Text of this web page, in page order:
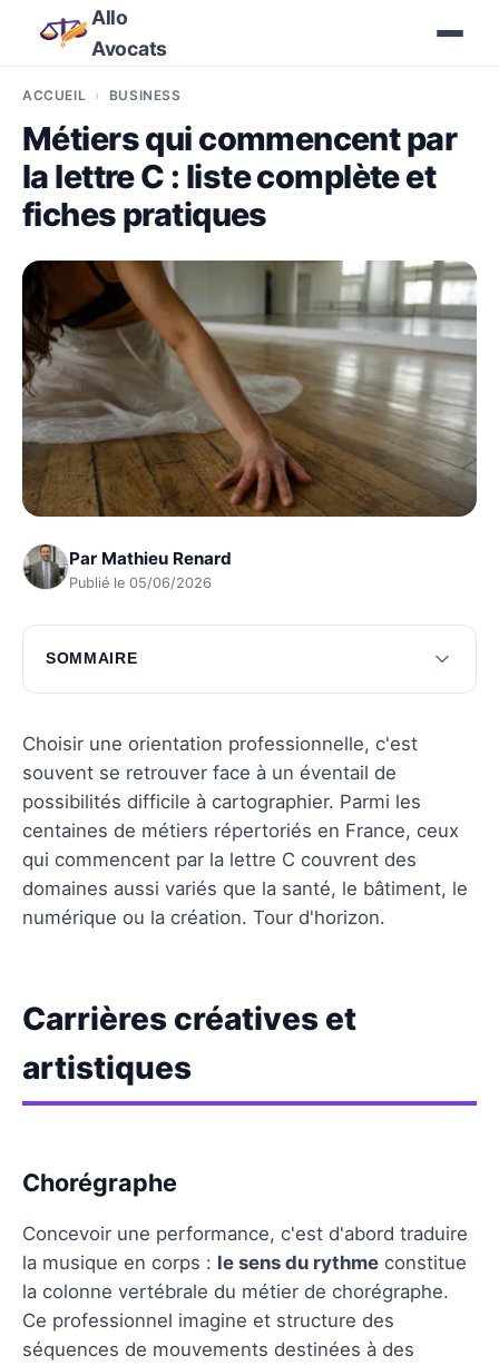
Allo
Avocats
ACCUEIL BUSINESS
Métiers qui commencent par
la lettre C : liste complète et
fiches pratiques
Par Mathieu Renard
Publié le 05/06/2026
SOMMAIRE
Carrières créatives et artistiques
Professions dans le secteur de la santé
Métiers techniques et scientifiques
Questions fréquentes
Choisir une orientation professionnelle, c'est
souvent se retrouver face à un éventail de
possibilités difficile à cartographier. Parmi les
centaines de métiers répertoriés en France, ceux
qui commencent par la lettre C couvrent des
domaines aussi variés que la santé, le bâtiment, le
numérique ou la création. Tour d'horizon.
Carrières créatives et
artistiques
Chorégraphe
Concevoir une performance, c'est d'abord traduire
la musique en corps : le sens du rythme constitue
la colonne vertébrale du métier de chorégraphe.
Ce professionnel imagine et structure des
séquences de mouvements destinées à des